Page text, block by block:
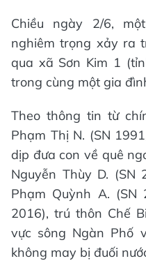
Chiều ngày 2/6,
nghiêm trọng xảy ra
qua xã Sơn Kim 1
trong cùng một gia
Theo thông tin từ
Phạm Thị N. (SN
dịp đưa con về quê
Nguyễn Thùy D.
Phạm Quỳnh A. (SN
2016), trú thôn Chế
vực sông Ngàn Phố
không may bị đuối